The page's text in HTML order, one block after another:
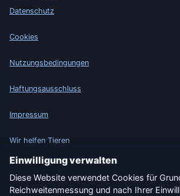
Datenschutz
Cookies
Nutzungsbedingungen
Haftungsausschluss
Impressum
Wir helfen Tieren
Sitemap
Einwilligung verwalten
Diese Website verwendet Cookies für
Reichweitenmessung und nach Ihrer